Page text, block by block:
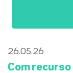
26.05.26
Com recurso